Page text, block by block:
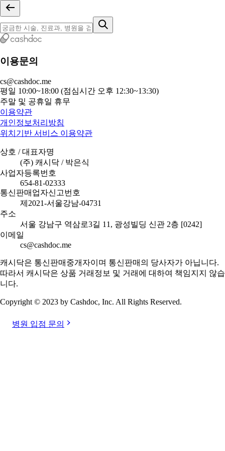
이용문의
cs@cashdoc.me
평일 10:00~18:00 (점심시간 오후 12:30~13:30)
주말 및 공휴일 휴무
이용약관
개인정보처리방침
위치기반 서비스 이용약관
상호 / 대표자명
(주) 캐시닥 / 박은식
사업자등록번호
654-81-02333
통신판매업자신고번호
제2021-서울강남-04731
주소
서울 강남구 역삼로3길 11, 광성빌딩 신관 2층 [0242]
이메일
cs@cashdoc.me
캐시닥은 통신판매중개자이며 통신판매의 당사자가 아닙니다.
따라서 캐시닥은 상품 거래정보 및 거래에 대하여 책임지지 않습
니다.
Copyright © 2023 by Cashdoc, Inc. All Rights Reserved.
병원 입점 문의